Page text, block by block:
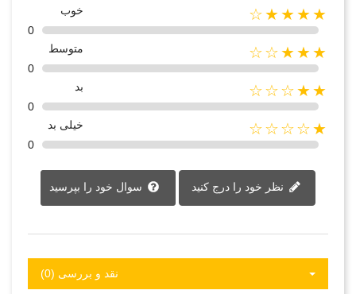
★★★★☆
خوب
0
★★★☆☆
متوسط
0
★★☆☆☆
بد
0
★☆☆☆☆
خیلی بد
0
سوال خود را بپرسید
نقد و بررسی‌‌ (0)